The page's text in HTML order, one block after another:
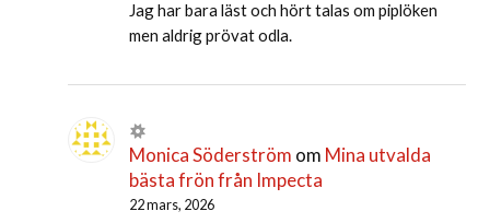
Jag har bara läst och hört talas om piplöken
men aldrig prövat odla.
Monica Söderström om Mina utvalda
bästa frön från Impecta
22 mars, 2026